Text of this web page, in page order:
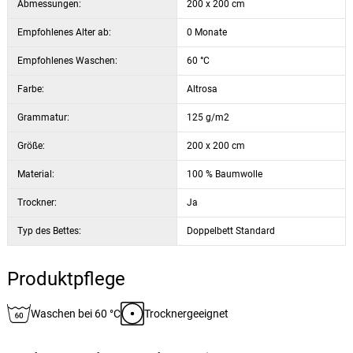
Abmessungen: 200 x 200 cm
Empfohlenes Alter ab: 0 Monate
Empfohlenes Waschen: 60 °C
Farbe: Altrosa
Grammatur: 125 g/m2
Größe: 200 x 200 cm
Material: 100 % Baumwolle
Trockner: Ja
Typ des Bettes: Doppelbett Standard
Produktpflege
Waschen bei 60 °C Trocknergeeignet